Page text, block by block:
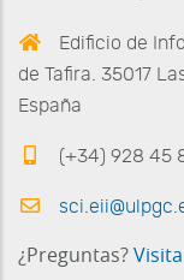
Edificio de
de Tafira. 35017
España
(+34) 928 45
¿Preguntas?